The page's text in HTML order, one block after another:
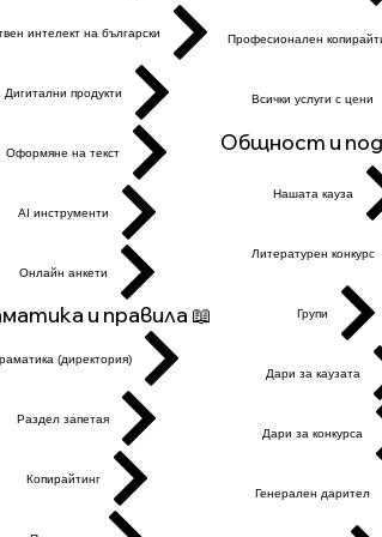
интелект на български
Дигитални продукти
Оформяне на текст
AI инструменти
Онлайн анкети
и правила 📖
(директория)
Раздел запетая
Копирайтинг
Професионален
Всички услуги с цени
Общност и
Нашата кауза
Литературен конкурс
Групи
Дари за каузата
Дари за конкурса
Генералeн дарител